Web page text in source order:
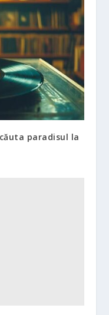
paradisul la